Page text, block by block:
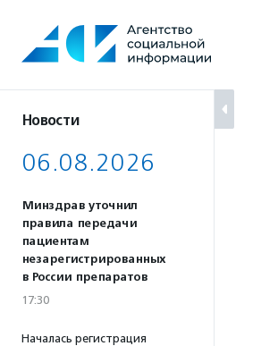
содержанию
Новости
06.08.2026
Минздрав уточнил
правила передачи
пациентам
незарегистрированных
в России препаратов
17:30
Началась регистрация